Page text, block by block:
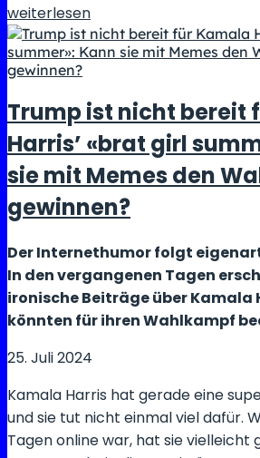
Ernst
war
ein
fröhliches
Einzelkind,
bis
sein
kleiner
Bruder
zur
kam
weiterlesen
Trump ist nicht bereit
Harris’ «brat girl
sie mit Memes den
gewinnen?
Der Internethumor folgt
In den vergangenen Tagen
ironische Beiträge über Kamala
könnten für ihren Wahlkampf
25. Juli 2024
Kamala Harris hat gerade eine
und sie tut nicht einmal viel dafür.
Tagen online war, hat sie vielleicht